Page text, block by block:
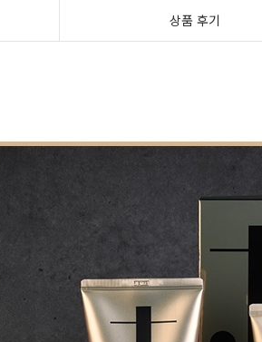
상품 후기